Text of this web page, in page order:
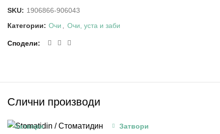
SKU: 1906866-906043
Категории: Очи Очи, уста и заби
Сподели
Слични производи
Затвори Затвори